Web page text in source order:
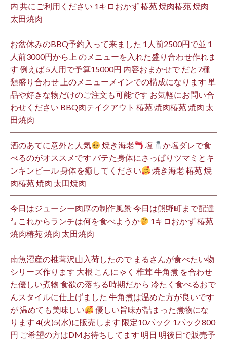
内 共にご利用ください 1キロおかず 椿苑 焼肉椿苑 焼肉
太田焼肉
お盆休みのBBQ予約入って来ました 1人前2500円で並 1
人前3000円から上 のメニューを入れた盛り合わせ作れま
す 例えば 5人用で予算15000円 内容おまかせで だと7種
類盛り合わせ 上のメニューメインでの構成になります 単
品や好きな物だけのご注文も可能です お気軽にお問い合
わせください BBQ肉テイクアウト 椿苑 焼肉椿苑 焼肉 太
田焼肉
酒のあてに意外と人気 焼き海老 塩
か塩ダレで食
べるのがオススメです バテた身体にさっぱりツマミとキ
ンキンビール 身体を癒してください
焼き海老 椿苑 焼
肉椿苑 焼肉 太田焼肉
今日はジューシー肉厚の制作風景 今日は熊野町まで配達
³₃ これからランチは何を食べようか
1キロおかず 椿苑
焼肉椿苑 焼肉 太田焼肉
南魚沼産の椎茸沢山入荷したので まるさんが食べたい物
シリーズ作ります 大根 こんにゃく 椎茸 牛角煮 を合わせ
た優しい煮物 食欲の落ちる時期だから 冷たく食べるおで
んスタイルに仕上げました 牛角煮は温めた方が良いです
が 温めても美味しい
優しい旨味が詰まった煮物にな
ります 4(火)5(水)に販売します 限定10パック 1パック800
円 ご希望の方はDMお待ちしてます 明日 明後日で販売予